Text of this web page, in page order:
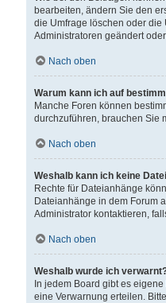
bearbeiten, ändern Sie den
die Umfrage löschen oder
Administratoren geändert
Nach oben
Warum kann ich auf
Manche Foren können
durchzuführen, brauchen Sie
Nach oben
Weshalb kann ich keine
Rechte für Dateianhänge
Dateianhänge in dem Forum
Administrator kontaktieren,
Nach oben
Weshalb wurde ich
In jedem Board gibt es
eine Verwarnung erteilen.